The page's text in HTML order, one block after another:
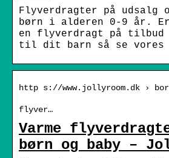
Flyverdragter på
børn i alderen 0-9 år.
en flyverdragt på tilbud
til dit barn så se vores
http s://www.jollyroom.dk ›
flyver…
Varme
børn og baby –